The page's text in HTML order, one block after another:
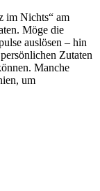
im Nichts“ am
Möge die
auslösen – hin
Zutaten
Manche
um